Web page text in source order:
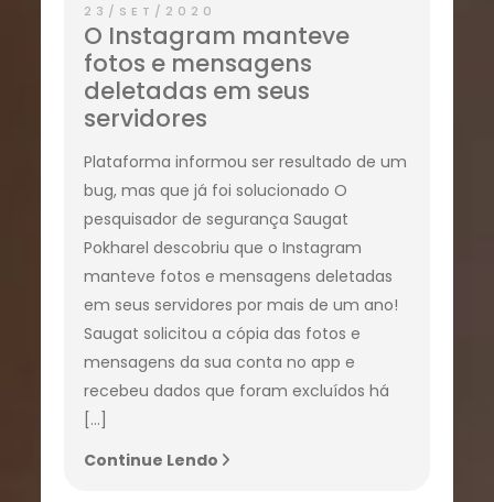
23/SET/2020
O Instagram manteve
fotos e mensagens
deletadas em seus
servidores
Plataforma informou ser resultado de um
bug, mas que já foi solucionado O
pesquisador de segurança Saugat
Pokharel descobriu que o Instagram
manteve fotos e mensagens deletadas
em seus servidores por mais de um ano!
Saugat solicitou a cópia das fotos e
mensagens da sua conta no app e
recebeu dados que foram excluídos há
[…]
Continue Lendo